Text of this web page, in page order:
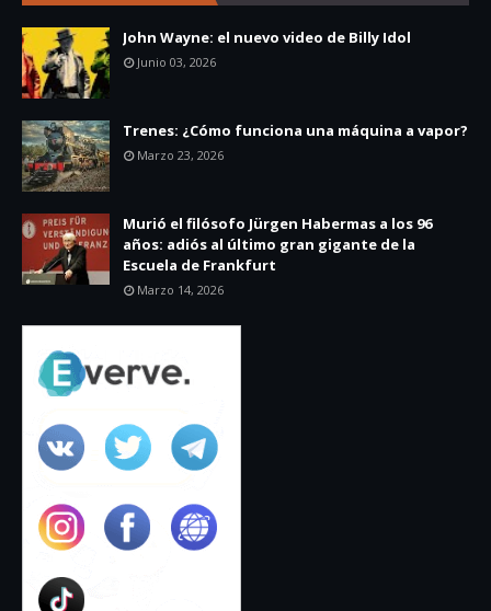
John Wayne: el nuevo video de Billy Idol
Junio 03, 2026
Trenes: ¿Cómo funciona una máquina a vapor?
Marzo 23, 2026
Murió el filósofo Jürgen Habermas a los 96
años: adiós al último gran gigante de la
Escuela de Frankfurt
Marzo 14, 2026